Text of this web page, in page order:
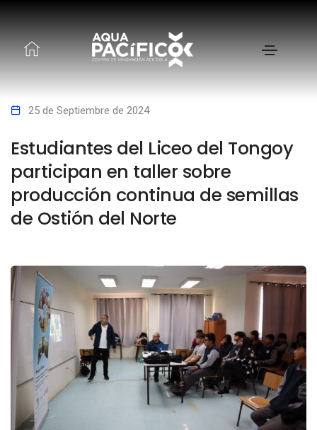
25 de Septiembre de 2024
Estudiantes del Liceo del Tongoy
participan en taller sobre
producción continua de semillas
de Ostión del Norte